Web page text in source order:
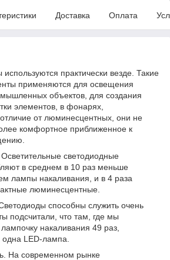
Доставка Оплата
практически везде. Такие
применяются для освещения
объектов, для создания
элементов, в фонарях,
от люминесцентных, они не
комфортное приближенное к
светодиодные
в среднем в 10 раз меньше
лампы накаливания, и в 4 раза
люминесцентные.
способны служить очень
подсчитали, что там, где мы
накаливания 49 раз,
одна LED-лампа.
На современном рынке